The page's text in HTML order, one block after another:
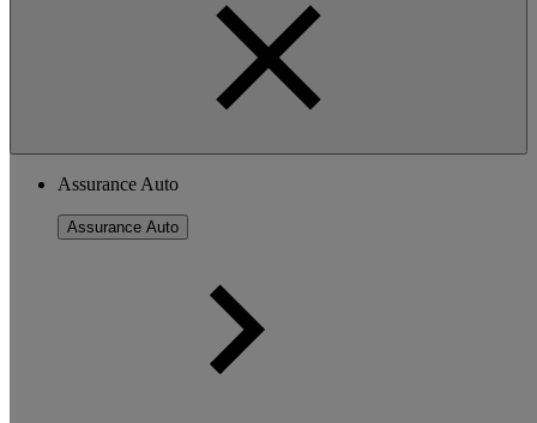
Assurance Auto
Assurance Auto